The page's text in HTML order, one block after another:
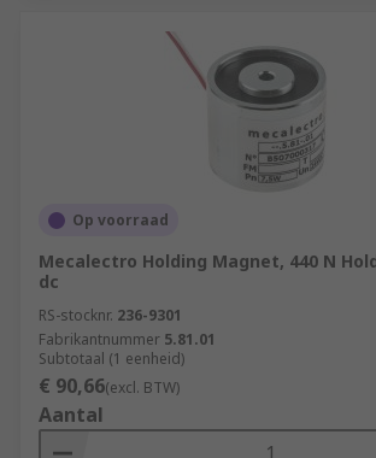
Op voorraad
Mecalectro Holding Magnet, 440 N
dc
RS-stocknr. 236-9301
Fabrikantnummer 5.81.01
Subtotaal (1 eenheid)
€ 90,66(excl. BTW)
Aantal